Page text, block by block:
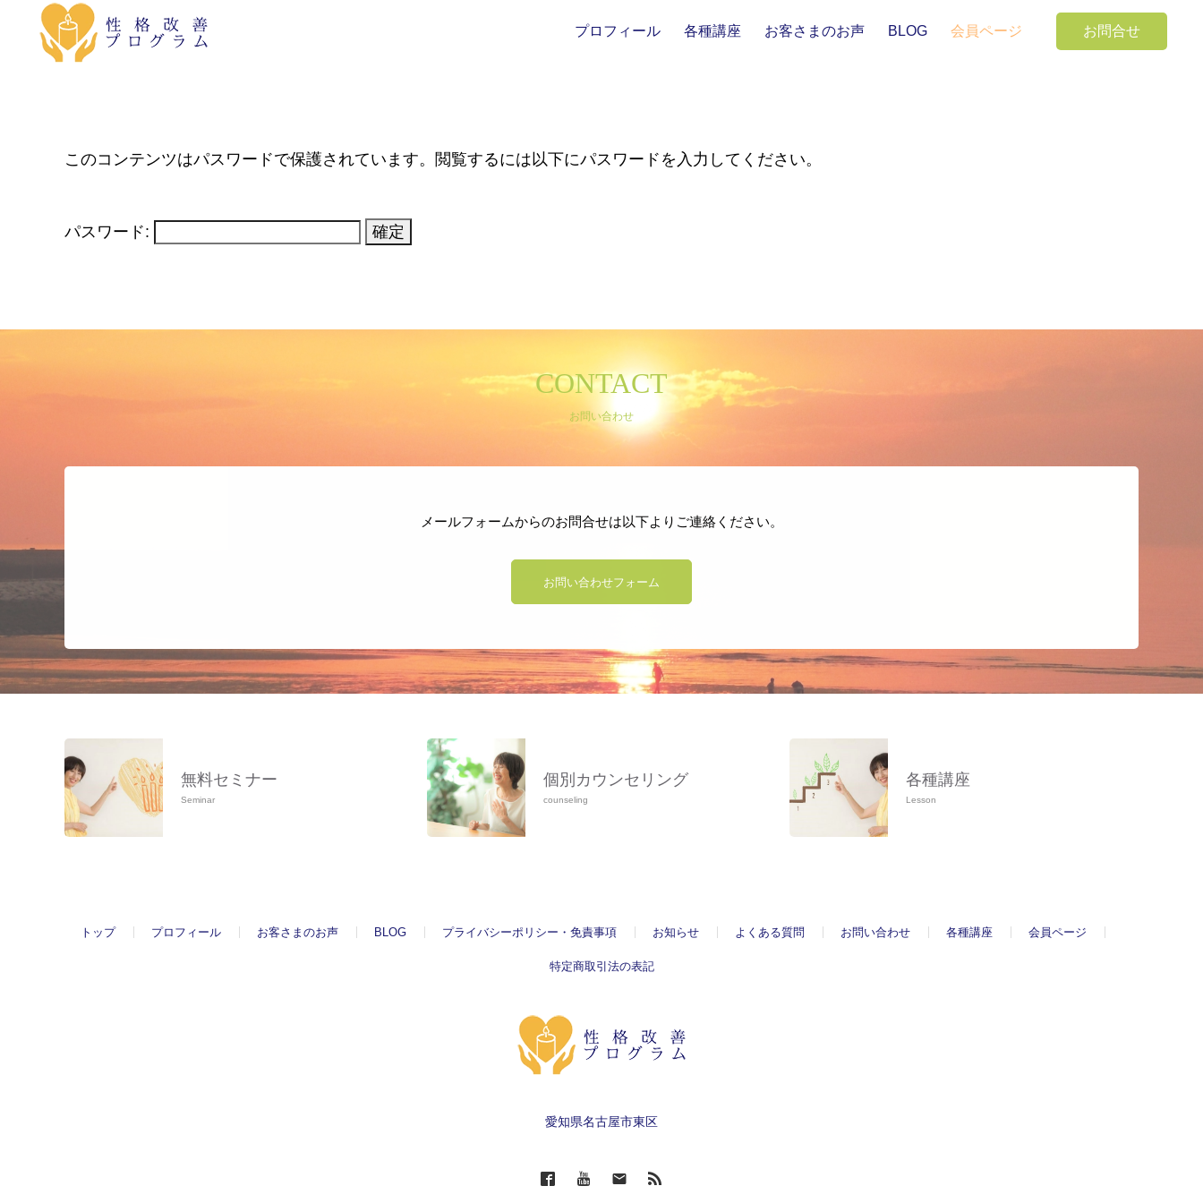
プロフィール 各種講座 お客さまのお声 BLOG 会員ページ お問合せ
このコンテンツはパスワードで保護されています。閲覧するには以下にパスワードを入力してください。
パスワード:
CONTACT
お問い合わせ
メールフォームからのお問合せは以下よりご連絡ください。
お問い合わせフォーム
無料セミナー
Seminar
個別カウンセリング
counseling
各種講座
Lesson
トップ プロフィール お客さまのお声 BLOG プライバシーポリシー・免責事項 お知らせ よくある質問 お問い合わせ 各種講座 会員ページ
特定商取引法の表記
愛知県名古屋市東区
プロフィール
BLOG
会員ページ